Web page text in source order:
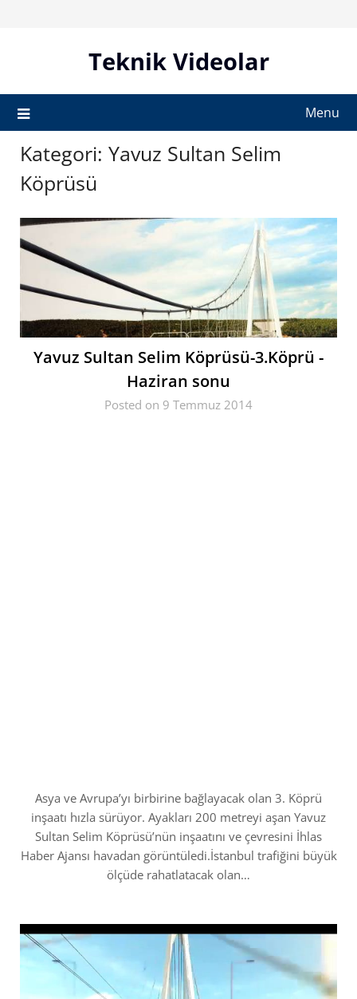
Teknik Videolar
Menu
Kategori: Yavuz Sultan Selim
Köprüsü
Yavuz Sultan Selim Köprüsü-3.Köprü -
Haziran sonu
Posted on 9 Temmuz 2014
Asya ve Avrupa’yı birbirine bağlayacak olan 3. Köprü
inşaatı hızla sürüyor. Ayakları 200 metreyi aşan Yavuz
Sultan Selim Köprüsü’nün inşaatını ve çevresini İhlas
Haber Ajansı havadan görüntüledi.İstanbul trafiğini büyük
ölçüde rahatlatacak olan…